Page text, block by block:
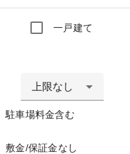
一戸建て
上限なし
駐車場料金含む
敷金/保証金なし